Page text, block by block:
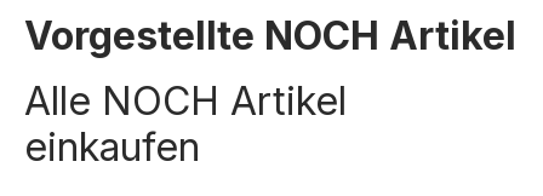
Vorgestellte NOCH Artikel
Alle NOCH Artikel
einkaufen